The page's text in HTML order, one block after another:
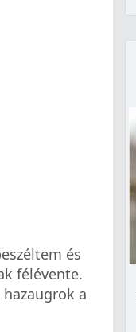
és
félévente.
a